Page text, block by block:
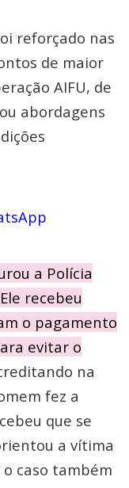
reforçado nas
de maior
AIFU, de
abordagens
a Polícia
recebeu
o pagamento
evitar o
na
fez a
que se
a vítima
caso também